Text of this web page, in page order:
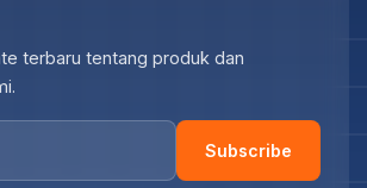
terbaru tentang produk dan
Subscribe